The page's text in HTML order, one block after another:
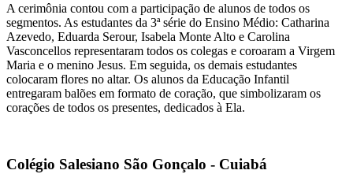
A cerimônia contou com a participação de alunos de todos os
segmentos. As estudantes da 3ª série do Ensino Médio: Catharina
Azevedo, Eduarda Serour, Isabela Monte Alto e Carolina
Vasconcellos representaram todos os colegas e coroaram a Virgem
Maria e o menino Jesus. Em seguida, os demais estudantes
colocaram flores no altar. Os alunos da Educação Infantil
entregaram balões em formato de coração, que simbolizaram os
corações de todos os presentes, dedicados à Ela.
Colégio Salesiano São Gonçalo - Cuiabá